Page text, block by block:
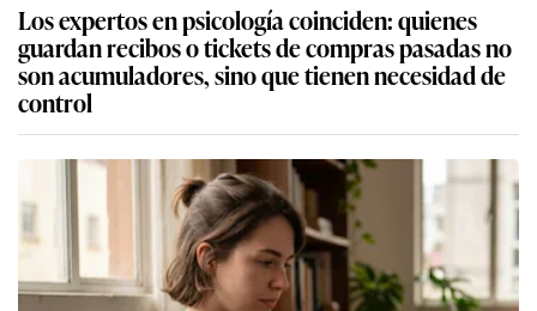
Los expertos en psicología coinciden: quienes
guardan recibos o tickets de compras pasadas no
son acumuladores, sino que tienen necesidad de
control